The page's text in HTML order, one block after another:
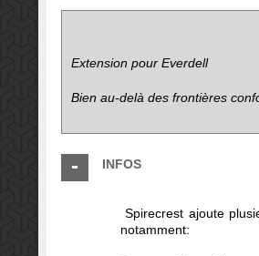
Extension pour Everdell
Bien au-delà des frontières
INFOS
Spirecrest ajoute
notamment: